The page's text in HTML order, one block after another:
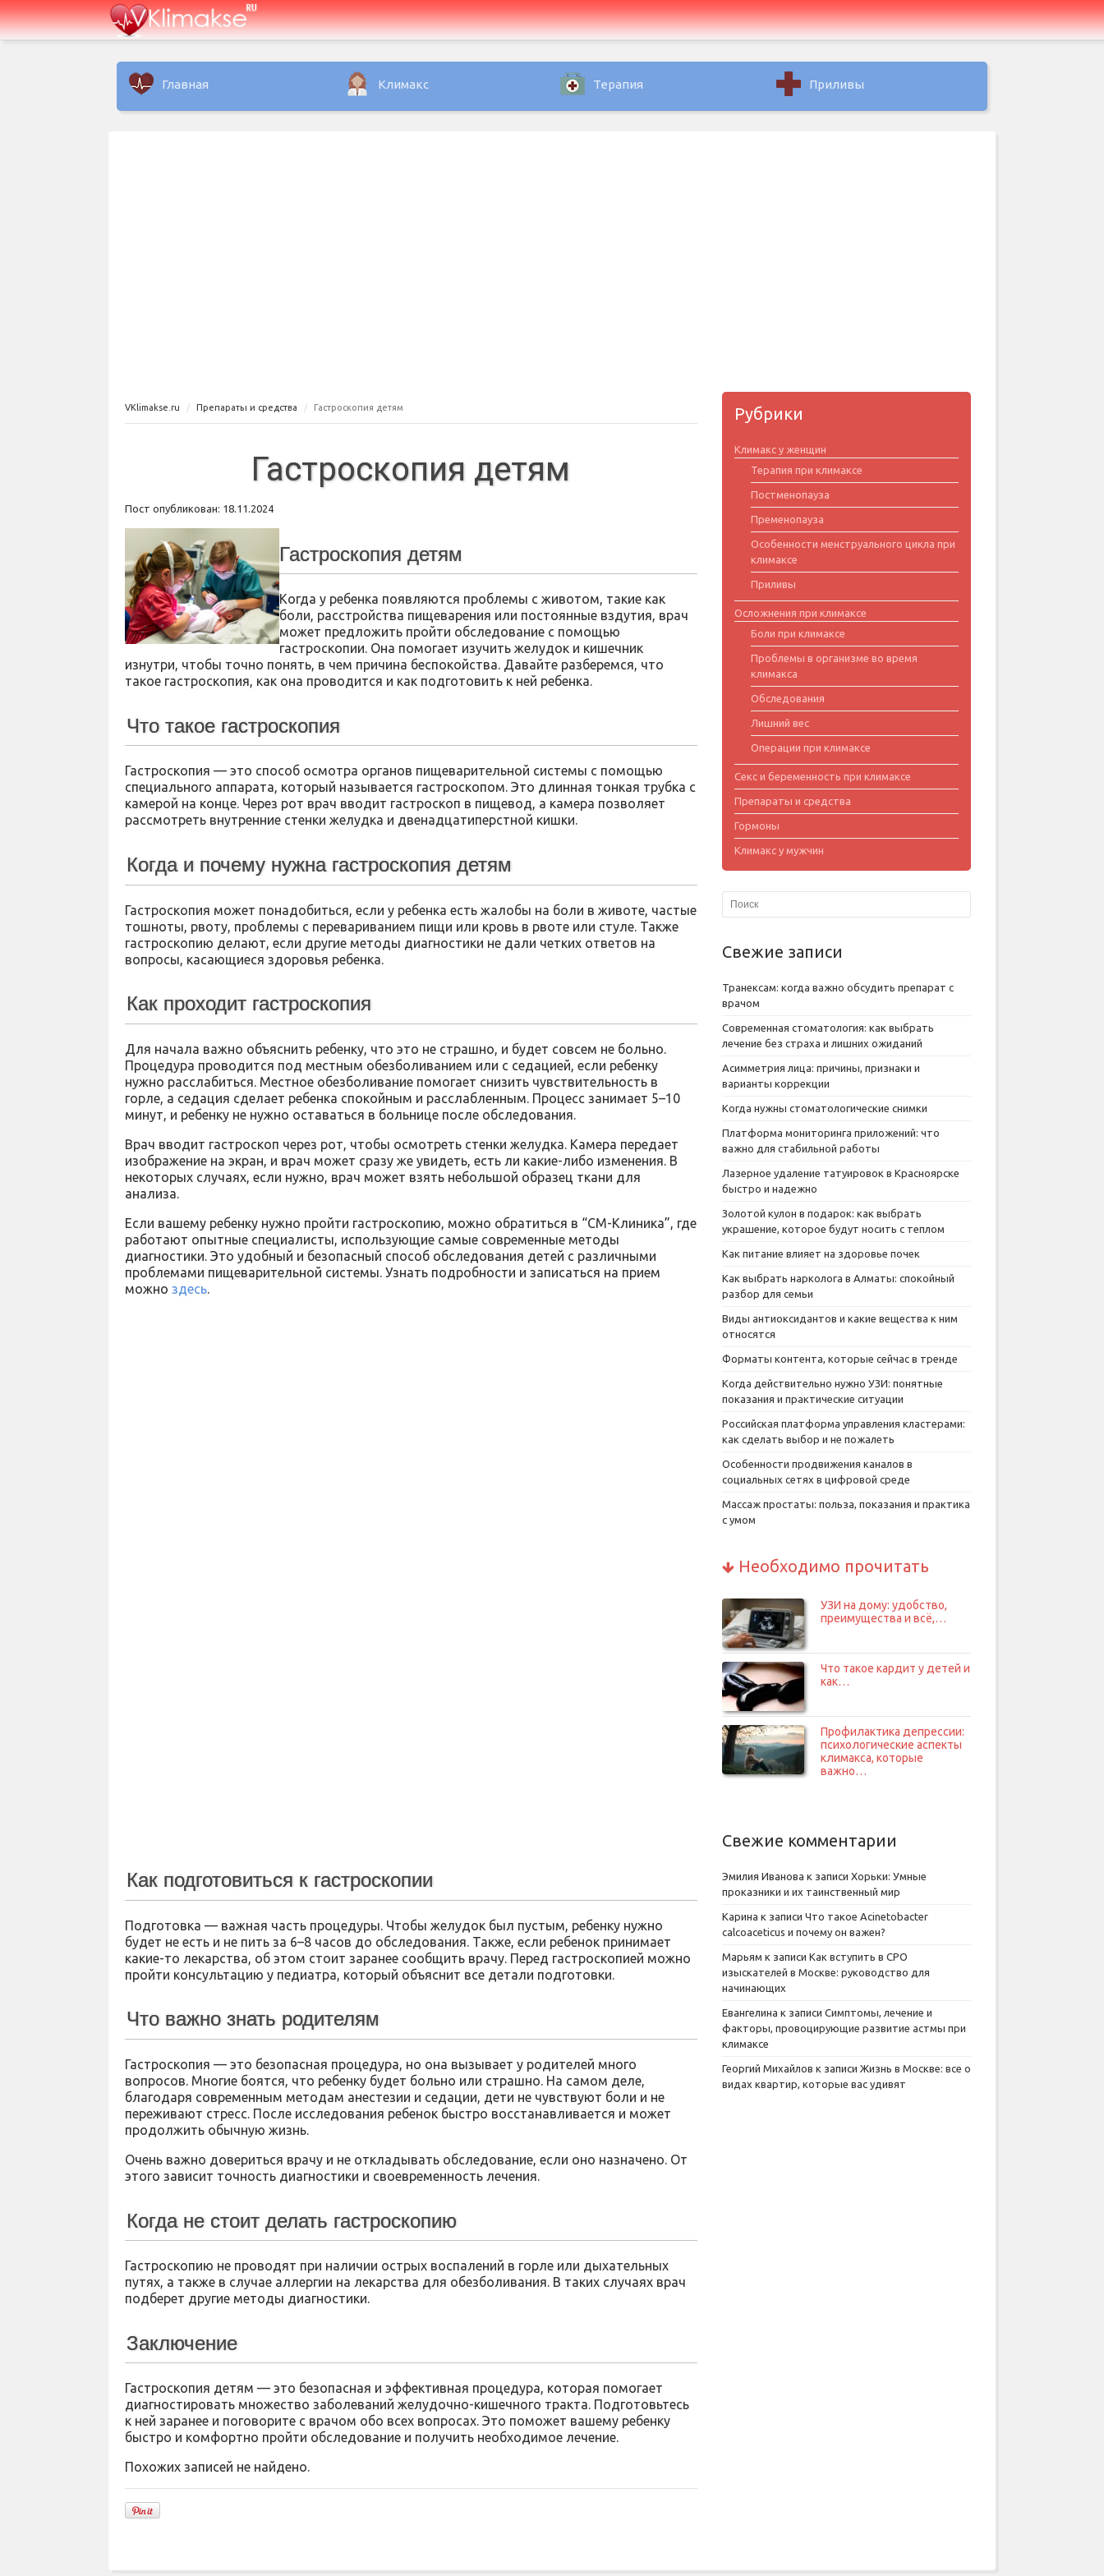
Главная Климакс Терапия Приливы
VKlimakse.ru Препараты и средства Гастроскопия детям
Гастроскопия детям
Пост опубликован: 18.11.2024
Гастроскопия детям
Когда у ребенка появляются проблемы с животом, такие как
боли, расстройства пищеварения или постоянные вздутия, врач
может предложить пройти обследование с помощью
гастроскопии. Она помогает изучить желудок и кишечник
изнутри, чтобы точно понять, в чем причина беспокойства. Давайте разберемся, что
такое гастроскопия, как она проводится и как подготовить к ней ребенка.
Что такое гастроскопия
Гастроскопия — это способ осмотра органов пищеварительной системы с помощью
специального аппарата, который называется гастроскопом. Это длинная тонкая трубка с
камерой на конце. Через рот врач вводит гастроскоп в пищевод, а камера позволяет
рассмотреть внутренние стенки желудка и двенадцатиперстной кишки.
Когда и почему нужна гастроскопия детям
Гастроскопия может понадобиться, если у ребенка есть жалобы на боли в животе, частые
тошноты, рвоту, проблемы с перевариванием пищи или кровь в рвоте или стуле. Также
гастроскопию делают, если другие методы диагностики не дали четких ответов на
вопросы, касающиеся здоровья ребенка.
Как проходит гастроскопия
Для начала важно объяснить ребенку, что это не страшно, и будет совсем не больно.
Процедура проводится под местным обезболиванием или с седацией, если ребенку
нужно расслабиться. Местное обезболивание помогает снизить чувствительность в
горле, а седация сделает ребенка спокойным и расслабленным. Процесс занимает 5–10
минут, и ребенку не нужно оставаться в больнице после обследования.
Врач вводит гастроскоп через рот, чтобы осмотреть стенки желудка. Камера передает
изображение на экран, и врач может сразу же увидеть, есть ли какие-либо изменения. В
некоторых случаях, если нужно, врач может взять небольшой образец ткани для
анализа.
Если вашему ребенку нужно пройти гастроскопию, можно обратиться в “СМ-Клиника”, где
работают опытные специалисты, использующие самые современные методы
диагностики. Это удобный и безопасный способ обследования детей с различными
проблемами пищеварительной системы. Узнать подробности и записаться на прием
можно здесь.
Как подготовиться к гастроскопии
Подготовка — важная часть процедуры. Чтобы желудок был пустым, ребенку нужно
будет не есть и не пить за 6–8 часов до обследования. Также, если ребенок принимает
какие-то лекарства, об этом стоит заранее сообщить врачу. Перед гастроскопией можно
пройти консультацию у педиатра, который объяснит все детали подготовки.
Что важно знать родителям
Гастроскопия — это безопасная процедура, но она вызывает у родителей много
вопросов. Многие боятся, что ребенку будет больно или страшно. На самом деле,
благодаря современным методам анестезии и седации, дети не чувствуют боли и не
переживают стресс. После исследования ребенок быстро восстанавливается и может
продолжить обычную жизнь.
Очень важно довериться врачу и не откладывать обследование, если оно назначено. От
этого зависит точность диагностики и своевременность лечения.
Когда не стоит делать гастроскопию
Гастроскопию не проводят при наличии острых воспалений в горле или дыхательных
путях, а также в случае аллергии на лекарства для обезболивания. В таких случаях врач
подберет другие методы диагностики.
Заключение
Гастроскопия детям — это безопасная и эффективная процедура, которая помогает
диагностировать множество заболеваний желудочно-кишечного тракта. Подготовьтесь
к ней заранее и поговорите с врачом обо всех вопросах. Это поможет вашему ребенку
быстро и комфортно пройти обследование и получить необходимое лечение.
Похожих записей не найдено.
Рубрики
Климакс у женщин
Терапия при климаксе
Постменопауза
Пременопауза
Особенности менструального цикла при
климаксе
Приливы
Осложнения при климаксе
Боли при климаксе
Проблемы в организме во время
климакса
Обследования
Лишний вес
Операции при климаксе
Секс и беременность при климаксе
Препараты и средства
Гормоны
Климакс у мужчин
Свежие записи
Транексам: когда важно обсудить препарат с
врачом
Современная стоматология: как выбрать
лечение без страха и лишних ожиданий
Асимметрия лица: причины, признаки и
варианты коррекции
Когда нужны стоматологические снимки
Платформа мониторинга приложений: что
важно для стабильной работы
Лазерное удаление татуировок в Красноярске
быстро и надежно
Золотой кулон в подарок: как выбрать
украшение, которое будут носить с теплом
Как питание влияет на здоровье почек
Как выбрать нарколога в Алматы: спокойный
разбор для семьи
Виды антиоксидантов и какие вещества к ним
относятся
Форматы контента, которые сейчас в тренде
Когда действительно нужно УЗИ: понятные
показания и практические ситуации
Российская платформа управления кластерами:
как сделать выбор и не пожалеть
Особенности продвижения каналов в
социальных сетях в цифровой среде
Массаж простаты: польза, показания и практика
с умом
Необходимо прочитать
УЗИ на дому: удобство,
преимущества и всё,…
Что такое кардит у детей и
как…
Профилактика депрессии:
психологические аспекты
климакса, которые
важно…
Свежие комментарии
Эмилия Иванова к записи Хорьки: Умные
проказники и их таинственный мир
Карина к записи Что такое Acinetobacter
calcoaceticus и почему он важен?
Марьям к записи Как вступить в СРО
изыскателей в Москве: руководство для
начинающих
Евангелина к записи Симптомы, лечение и
факторы, провоцирующие развитие астмы при
климаксе
Георгий Михайлов к записи Жизнь в Москве: все о
видах квартир, которые вас удивят